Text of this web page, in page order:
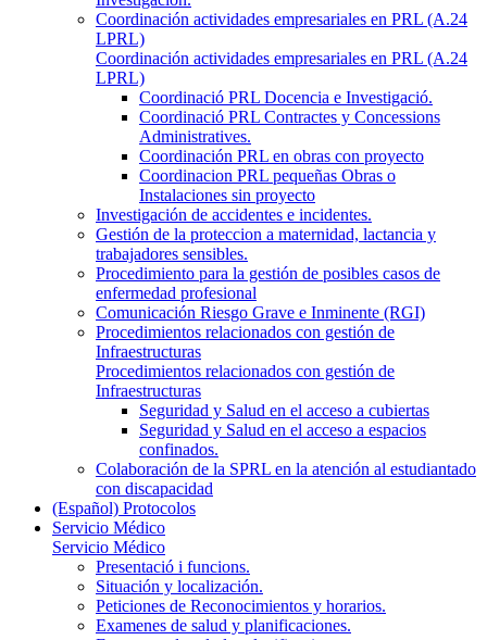
Coordinación actividades empresariales en PRL (A.24
LPRL)
Coordinación actividades empresariales en PRL (A.24
LPRL)
Coordinació PRL Docencia e Investigació.
Coordinació PRL Contractes y Concessions
Administratives.
Coordinación PRL en obras con proyecto
Coordinacion PRL pequeñas Obras o
Instalaciones sin proyecto
Investigación de accidentes e incidentes.
Gestión de la proteccion a maternidad, lactancia y
trabajadores sensibles.
Procedimiento para la gestión de posibles casos de
enfermedad profesional
Comunicación Riesgo Grave e Inminente (RGI)
Procedimientos relacionados con gestión de
Infraestructuras
Procedimientos relacionados con gestión de
Infraestructuras
Seguridad y Salud en el acceso a cubiertas
Seguridad y Salud en el acceso a espacios
confinados.
Colaboración de la SPRL en la atención al estudiantado
con discapacidad
(Español) Protocolos
Servicio Médico
Servicio Médico
Presentació i funcions.
Situación y localización.
Peticiones de Reconocimientos y horarios.
Examenes de salud y planificaciones.